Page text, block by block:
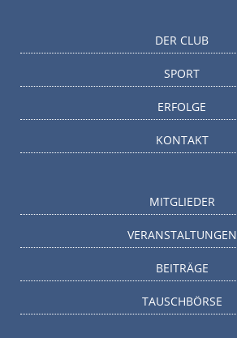
DER CLUB
SPORT
ERFOLGE
KONTAKT
MITGLIEDER
VERANSTALTUNGEN
BEITRÄGE
TAUSCHBÖRSE